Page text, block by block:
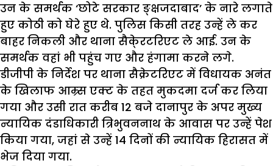
उन के समर्थक ‘छोटे सरकार ङ्क्षजदाबाद’ के नारे लगाते
हुए कोठी को घेरे हुए थे. पुलिस किसी तरह उन्हें ले कर
बाहर निकली और थाना सैके्रटरिएट ले आई. उन के
समर्थक वहां भी पहुंच गए और हंगामा करने लगे.
डीजीपी के निर्देश पर थाना सैक्रेटरिएट में विधायक अनंत
के खिलाफ आम्र्स एक्ट के तहत मुकदमा दर्ज कर लिया
गया और उसी रात करीब 12 बजे दानापुर के अपर मुख्य
न्यायिक दंडाधिकारी त्रिभुवननाथ के आवास पर उन्हें पेश
किया गया, जहां से उन्हें 14 दिनों की न्यायिक हिरासत में
भेज दिया गया.